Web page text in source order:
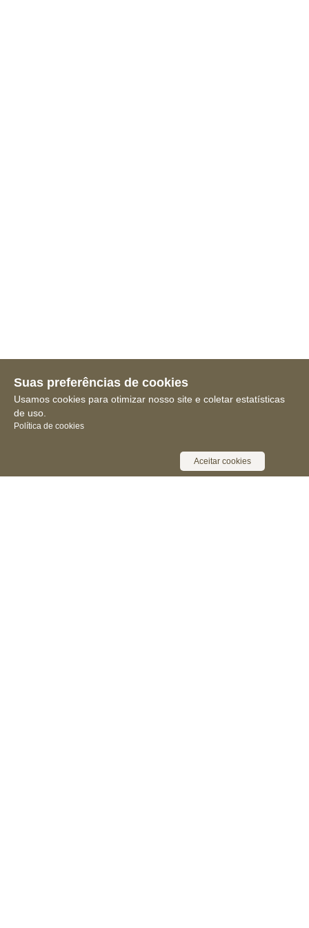
Suas preferências de cookies
Usamos cookies para otimizar nosso site e coletar estatísticas
de uso.
Política de cookies
Aceitar cookies